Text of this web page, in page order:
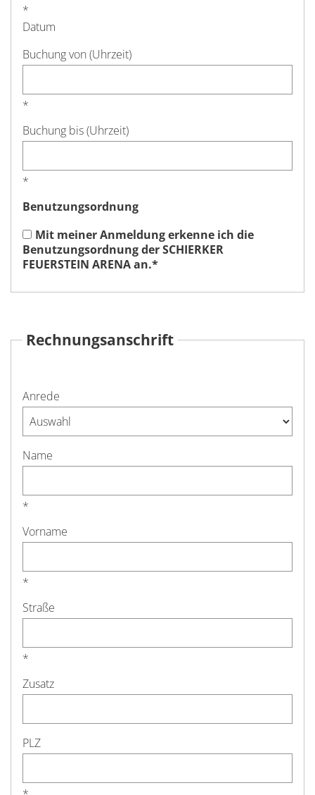
*
Datum
Buchung von (Uhrzeit)
*
Buchung bis (Uhrzeit)
*
Benutzungsordnung
Mit meiner Anmeldung erkenne ich die
Benutzungsordnung der SCHIERKER
FEUERSTEIN ARENA an.*
Rechnungsanschrift
Anrede
Name
*
Vorname
*
Straße
*
Zusatz
PLZ